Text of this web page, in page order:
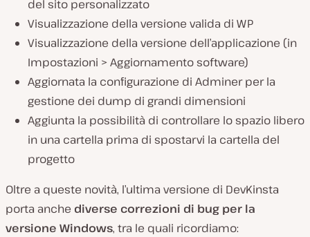
del sito personalizzato
Visualizzazione della versione valida di WP
Visualizzazione della versione dell’applicazione (in
Impostazioni > Aggiornamento software)
Aggiornata la configurazione di Adminer per la
gestione dei dump di grandi dimensioni
Aggiunta la possibilità di controllare lo spazio libero
in una cartella prima di spostarvi la cartella del
progetto
Oltre a queste novità, l’ultima versione di DevKinsta
porta anche diverse correzioni di bug per la
versione Windows, tra le quali ricordiamo: